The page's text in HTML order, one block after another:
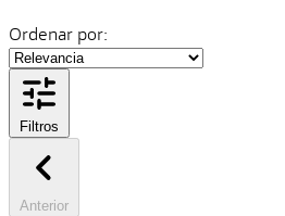
Ordenar por:
Filtros
Anterior